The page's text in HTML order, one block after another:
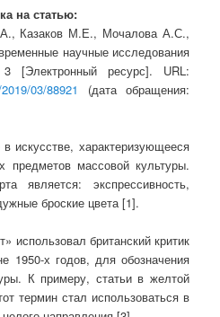
на статью:
Казаков М.Е., Мочалова А.С.,
научные исследования
ресурс]. URL:
03/88921
(дата обращения:
искусстве, характеризующееся
предметов массовой культуры.
является: экспрессивность,
броские цвета [1].
использовал британский критик
1950-х годов, для обозначения
К примеру, статьи в желтой
термин стал использоваться в